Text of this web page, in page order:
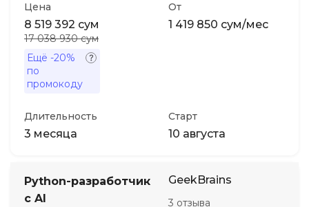
Цена
8 519 392 сум
17 038 930 сум
Ещё -20%
по
промокоду
От
1 419 850 сум/мес
Длительность
3 месяца
Старт
10 августа
Python-разработчик
c AI
GeekBrains
3 отзыва